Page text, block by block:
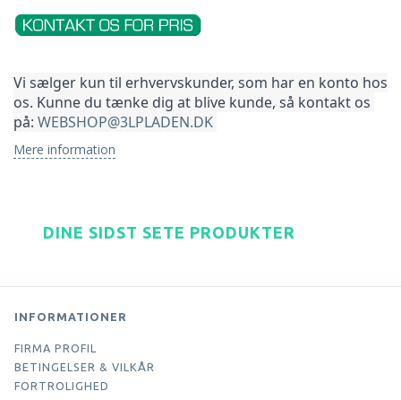
Vi sælger kun til erhvervskunder, som har en konto hos
os. Kunne du tænke dig at blive kunde, så kontakt os
på: WEBSHOP@3LPLADEN.DK
Mere information
DINE SIDST SETE PRODUKTER
INFORMATIONER
FIRMA PROFIL
BETINGELSER & VILKÅR
FORTROLIGHED